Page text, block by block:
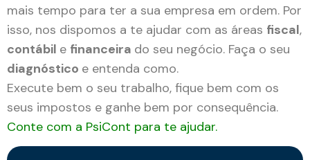
mais tempo para ter a sua empresa em ordem. Por
isso, nos dispomos a te ajudar com as áreas fiscal,
contábil e financeira do seu negócio. Faça o seu
diagnóstico e entenda como.
Execute bem o seu trabalho, fique bem com os
seus impostos e ganhe bem por consequência.
Conte com a PsiCont para te ajudar.